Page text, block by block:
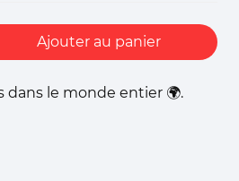
Ajouter au panier
dans le monde entier 🌍.